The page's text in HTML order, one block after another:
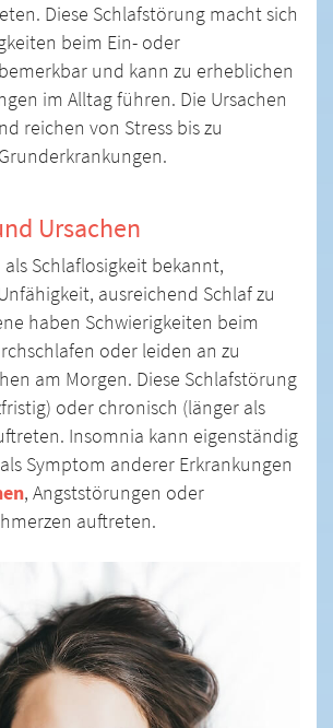
Diese Schlafstörung macht sich
beim Ein- oder
und kann zu erheblichen
im Alltag führen. Die Ursachen
reichen von Stress bis zu
Ursachen
Schlaflosigkeit bekannt,
ausreichend Schlaf zu
haben Schwierigkeiten beim
oder leiden an zu
am Morgen. Diese Schlafstörung
oder chronisch (länger als
Insomnia kann eigenständig
Symptom anderer Erkrankungen
, Angststörungen oder
auftreten.